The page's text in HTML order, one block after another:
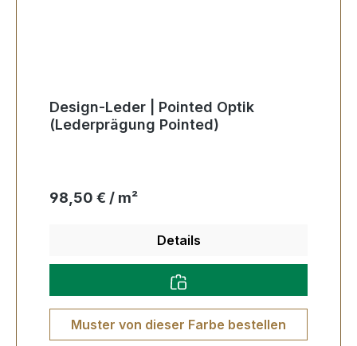
Design-Leder | Pointed Optik
(Lederprägung Pointed)
Regulärer Preis:
98,50 € / m²
Details
Muster von dieser Farbe bestellen